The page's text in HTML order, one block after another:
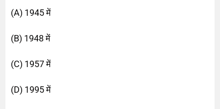
(A) 1945 में
(B) 1948 में
(C) 1957 में
(D) 1995 में